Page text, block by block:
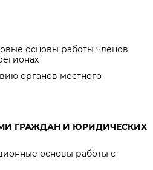
основы работы членов
органов местного
ГРАЖДАН И ЮРИДИЧЕСКИХ
основы работы с